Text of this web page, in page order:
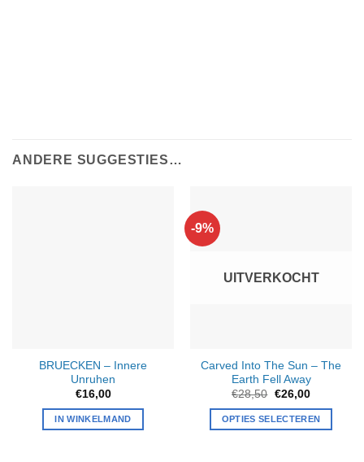
ANDERE SUGGESTIES…
BRUECKEN – Innere
Unruhen
€16,00
IN WINKELMAND
-9%
UITVERKOCHT
Carved Into The Sun – The
Earth Fell Away
€28,50 Oorspronkelijke
was:
€28,50.
€26,00Huidige
is:
€26,00.
OPTIES SELECTEREN